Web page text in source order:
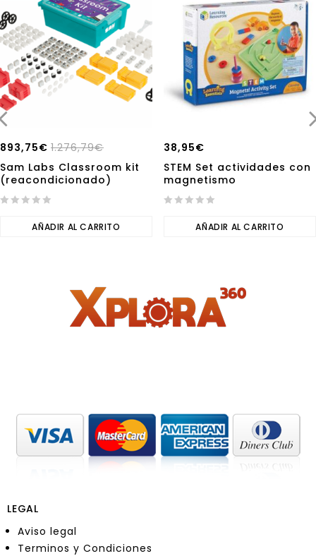
1.276,79€
893,75€
Sam Labs Classroom kit
(reacondicionado)
AÑADIR AL CARRITO
38,95€
STEM Set actividades con
magnetismo
AÑADIR AL CARRITO
LEGAL
Aviso legal
Terminos y Condiciones